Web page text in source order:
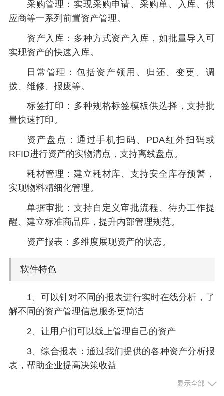
采购管理：实现采购申请、采购单、入库、供
应商等一系列前置资产管理。
资产入库：多种方式资产入库，如批量导入可
实现资产的快速入库。
日常管理：包括资产领用、归还、变更、调
拨、维修、报废等。
标签打印：多种规格标签模板供选择，支持批
量快速打印。
资产盘点：通过手机扫码、PDA红外扫码或
RFID进行资产的实物清点，支持离线盘点。
耗材管理：建立耗材库、支持安全库存预警，
实现物料精细化管理。
单据审批：支持自定义审批流程、待办工作提
醒、建立标准商品库，提升内部管理规范。
资产报表：多维度展现资产的状态。
软件特色
1、可以针对不同的报表进行实时在线分析，了
解不同的资产管理信息服务更简洁
2、让用户们可以线上管理自己的资产
3、综合报表：通过我们提供的各种资产分析报
表，帮助企业提高决策收益
4、基于SAAS模式的固定资产管理系统显示全部